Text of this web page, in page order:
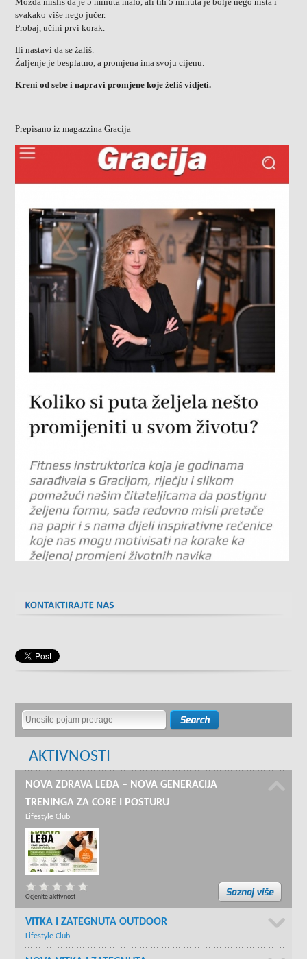
svakako više nego jučer.
Probaj, učini prvi korak.
Ili nastavi da se žališ.
Žaljenje je besplatno, a promjena ima svoju cijenu.
Kreni od sebe i napravi promjene koje želiš vidjeti.
Prepisano iz magazzina Gracija
AKTIVNOSTI
NOVA ZDRAVA LEĐA – NOVA GENERACIJA
TRENINGA ZA CORE I POSTURU
Lifestyle Club
Ocjenite aktivnost
VITKA I ZATEGNUTA OUTDOOR
Lifestyle Club